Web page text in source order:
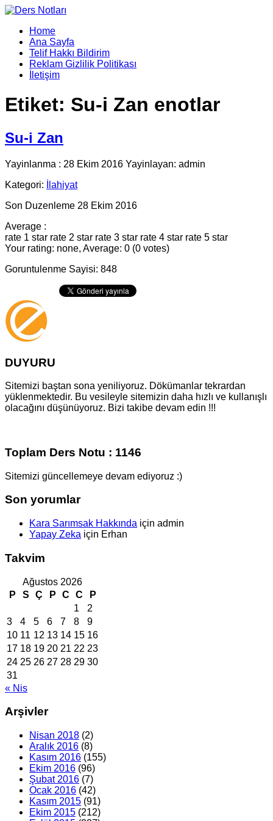
Home
Ana Sayfa
Telif Hakkı Bildirim
Reklam Gizlilik Politikası
İletişim
Etiket: Su-i Zan enotlar
Su-i Zan
Yayinlanma : 28 Ekim 2016 Yayinlayan: admin
Kategori:
İlahiyat
Son Duzenleme 28 Ekim 2016
Average :
rate 1 star rate 2 star rate 3 star rate 4 star rate 5 star
Your rating: none, Average: 0 (0 votes)
Goruntulenme Sayisi: 848
DUYURU
Sitemizi baştan sona yeniliyoruz. Dökümanlar tekrardan
yüklenmektedir. Bu vesileyle sitemizin daha hızlı ve kullanışlı
olacağını düşünüyoruz. Bizi takibe devam edin !!!
Toplam Ders Notu : 1146
Sitemizi güncellemeye devam ediyoruz :)
Son yorumlar
Kara Sarımsak Hakkında için admin
Yapay Zeka için Erhan
Takvim
Ağustos 2026
P
S Ç P C C
P
1
2
3
4 5 6 7 8
9
10 11 12 13 14 15 16
17 18 19 20 21 22 23
24 25 26 27 28 29 30
31
« Nis
Arşivler
Nisan 2018 (2)
Aralık 2016 (8)
Kasım 2016 (155)
Ekim 2016 (96)
Şubat 2016 (7)
Ocak 2016 (42)
Kasım 2015 (91)
Ekim 2015 (212)